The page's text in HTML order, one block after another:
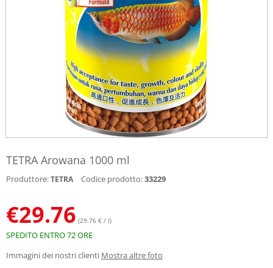
TETRA Arowana 1000 ml
Produttore:TETRA Codice prodotto:33229
€29.76 (29.76 € / l)
SPEDITO ENTRO 72 ORE
Immagini dei nostri clienti Mostra altre foto